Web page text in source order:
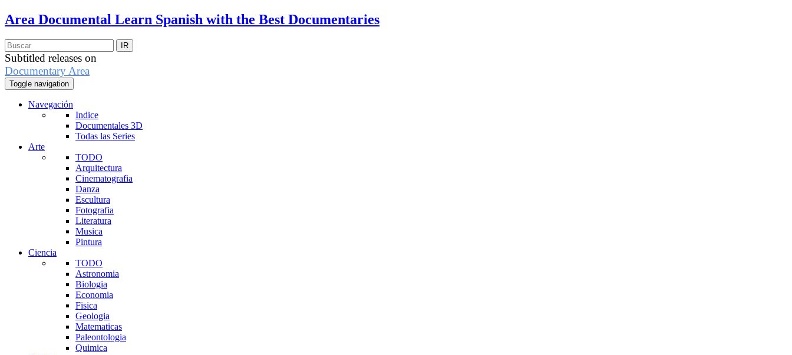
Area Documental Learn Spanish with the Best Documentaries
Subtitled releases on
Documentary Area
Toggle navigation
Navegación
Indice
Documentales 3D
Todas las Series
Arte
TODO
Arquitectura
Cinematografia
Danza
Escultura
Fotografia
Literatura
Musica
Pintura
Ciencia
TODO
Astronomia
Biologia
Economia
Fisica
Geologia
Matematicas
Paleontologia
Quimica